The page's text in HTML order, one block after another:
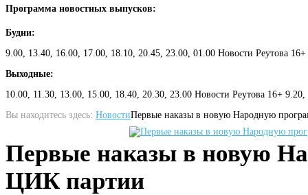
Программа новостных выпусков:
Будни:
9.00, 13.40, 16.00, 17.00, 18.10, 20.45, 23.00, 01.00 Новости Реутова
Выходные:
10.00, 11.30, 13.00, 15.00, 18.40, 20.30, 23.00 Новости Реутова 16+
Вы находитесь здесь: НовостиПервые наказы в новую Народную
Первые наказы в новую
ЦИК партии